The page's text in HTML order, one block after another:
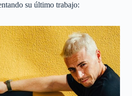
su último trabajo: